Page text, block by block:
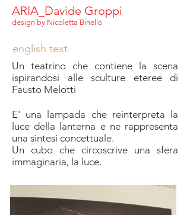
ARIA_Davide Groppi
design by Nicoletta Binello
english text
Un teatrino che contiene la scena
ispirandosi alle sculture eteree di
Fausto Melotti
E' una lampada che reinterpreta la
luce della lanterna e ne rappresenta
una sintesi concettuale.
Un cubo che circoscrive una sfera
immaginaria, la luce.